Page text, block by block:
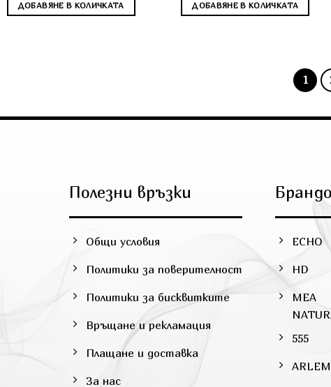
ДОБАВЯНЕ В КОЛИЧКАТА ДОБАВЯНЕ В КОЛИЧКАТА
1
Полезни връзки
Общи условия
Политики за поверителност
Политики за бисквитките
Връщане и рекламация
Плащане и доставка
За нас
ECHO
HD
MEA
555
ARLEM